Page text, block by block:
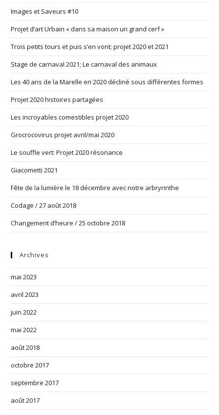
Images et Saveurs #10
Projet d’art Urbain « dans sa maison un grand cerf »
Trois petits tours et puis s’en vont; projet 2020 et 2021
Stage de carnaval 2021; Le carnaval des animaux
Les 40 ans de la Marelle en 2020 décliné sous différentes formes
Projet 2020 histoires partagées
Les incroyables comestibles projet 2020
Grocrocovirus projet avril/mai 2020
Le souffle vert: Projet 2020 résonance
Giacometti 2021
Fête de la lumière le 18 décembre avec notre arbryrinthe
Codage / 27 août 2018
Changement d’heure / 25 octobre 2018
Archives
mai 2023
avril 2023
juin 2022
mai 2022
août 2018
octobre 2017
septembre 2017
août 2017